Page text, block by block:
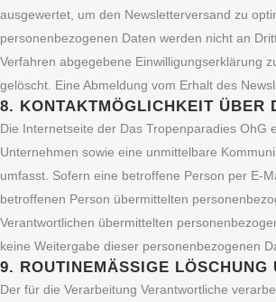
ausgewertet, um den Newsletterversand zu
personenbezogenen Daten werden nicht an
Verfahren abgegebene Einwilligungserklärung
gelöscht. Eine Abmeldung vom Erhalt des
8. KONTAKTMÖGLICHKEIT ÜBER
Die Internetseite der Das Tropenparadies OhG
Unternehmen sowie eine unmittelbare
umfasst. Sofern eine betroffene Person per E-
betroffenen Person übermittelten
Verantwortlichen übermittelten
keine Weitergabe dieser personenbezogenen
9. ROUTINEMÄSSIGE LÖSCHUNG
Der für die Verarbeitung Verantwortliche